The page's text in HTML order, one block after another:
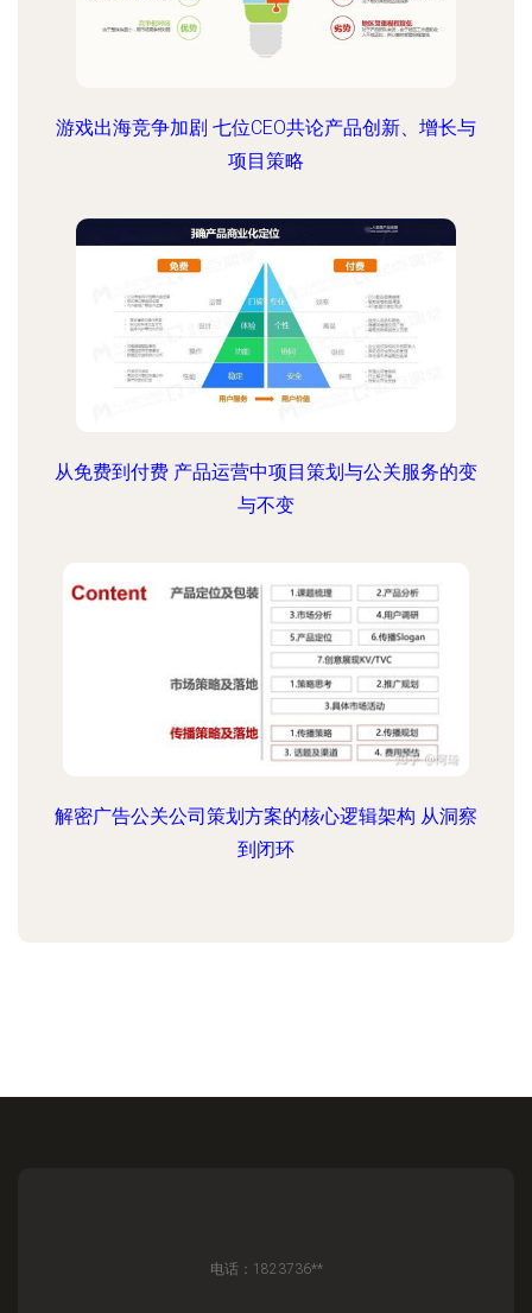
游戏出海竞争加剧 七位CEO共论产品创新、增长与
项目策略
从免费到付费 产品运营中项目策划与公关服务的变
与不变
解密广告公关公司策划方案的核心逻辑架构 从洞察
到闭环
电话：1823736**